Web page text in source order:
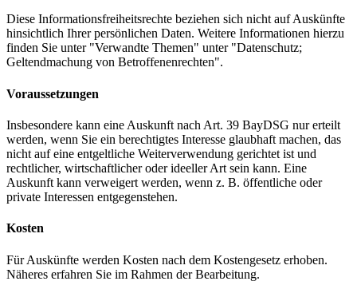
Diese Informationsfreiheitsrechte beziehen sich nicht auf Auskünfte
hinsichtlich Ihrer persönlichen Daten. Weitere Informationen hierzu
finden Sie unter "Verwandte Themen" unter "Datenschutz;
Geltendmachung von Betroffenenrechten".
Voraussetzungen
Insbesondere kann eine Auskunft nach Art. 39 BayDSG nur erteilt
werden, wenn Sie ein berechtigtes Interesse glaubhaft machen, das
nicht auf eine entgeltliche Weiterverwendung gerichtet ist und
rechtlicher, wirtschaftlicher oder ideeller Art sein kann. Eine
Auskunft kann verweigert werden, wenn z. B. öffentliche oder
private Interessen entgegenstehen.
Kosten
Für Auskünfte werden Kosten nach dem Kostengesetz erhoben.
Näheres erfahren Sie im Rahmen der Bearbeitung.